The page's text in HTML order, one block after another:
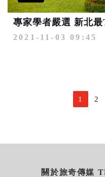
專家學者嚴選 新北最
2021-11-03 09:45
1 2
關於旅奇傳媒